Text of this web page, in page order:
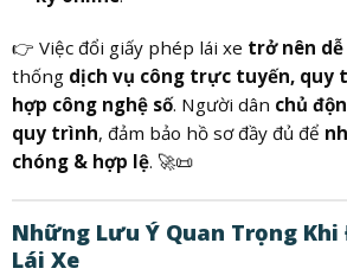
👉 Việc đổi giấy phép lái xe trở nên
thống dịch vụ công trực tuyến, quy
hợp công nghệ số. Người dân chủ
quy trình, đảm bảo hồ sơ đầy đủ để
chóng & hợp lệ. 🚀📜
Những Lưu Ý Quan Trọng Khi
Lái Xe